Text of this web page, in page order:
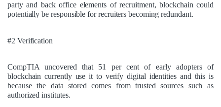
party and back office elements of recruitment, blockchain could
potentially be responsible forrecruiters becoming redundant.
#2 Verification
CompTIA uncovered that 51 per centof early adopters of
blockchain currently use it to verify digital identities and this is
because the data stored comes from trusted sources such as
authorized institutes.